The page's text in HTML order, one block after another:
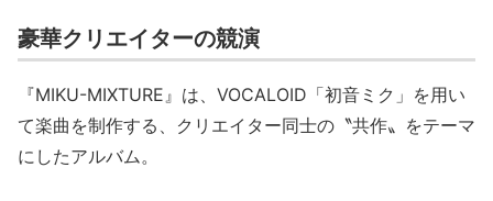
豪華クリエイターの競演
『MIKU-MIXTURE』は、VOCALOID「初音ミク」を用い
て楽曲を制作する、クリエイター同士の〝共作〟をテーマ
にしたアルバム。